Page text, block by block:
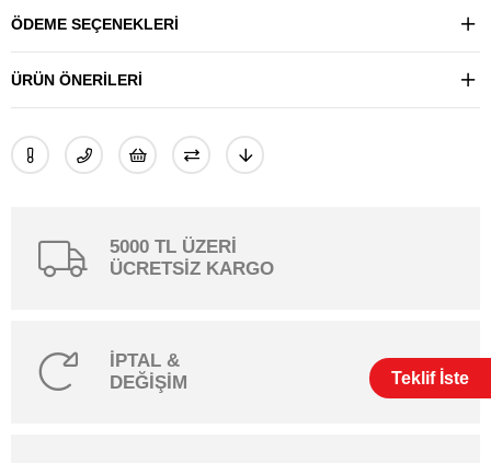
Teklif İste
ÖDEME SEÇENEKLERI
ÜRÜN ÖNERILERI
5000 TL ÜZERİ
ÜCRETSİZ KARGO
İPTAL &
DEĞİŞİM